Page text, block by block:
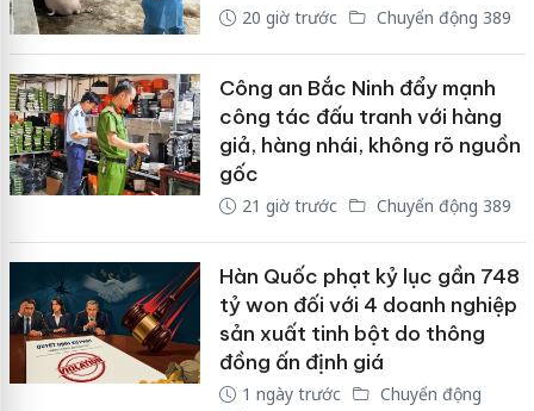
20 giờ trước Chuyển động 389
Công an Bắc Ninh đẩy mạnh
công tác đấu tranh với hàng
giả, hàng nhái, không rõ nguồn
gốc
21 giờ trước Chuyển động 389
Hàn Quốc phạt kỷ lục gần 748
tỷ won đối với 4 doanh nghiệp
sản xuất tinh bột do thông
đồng ấn định giá
1 ngày trước
Chuyển động